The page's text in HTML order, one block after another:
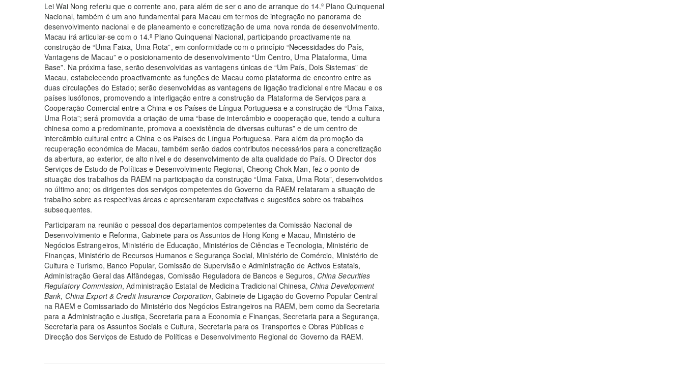
Lei Wai Nong referiu que o corrente ano, para além de ser o ano de arranque do 14.º Plano Quinquenal
Nacional, também é um ano fundamental para Macau em termos de integração no panorama de
desenvolvimento nacional e de planeamento e concretização de uma nova ronda de desenvolvimento.
Macau irá articular-se com o 14.º Plano Quinquenal Nacional, participando proactivamente na
construção de “Uma Faixa, Uma Rota”, em conformidade com o princípio “Necessidades do País,
Vantagens de Macau” e o posicionamento de desenvolvimento “Um Centro, Uma Plataforma, Uma
Base”. Na próxima fase, serão desenvolvidas as vantagens únicas de “Um País, Dois Sistemas” de
Macau, estabelecendo proactivamente as funções de Macau como plataforma de encontro entre as
duas circulações do Estado; serão desenvolvidas as vantagens de ligação tradicional entre Macau e os
países lusófonos, promovendo a interligação entre a construção da Plataforma de Serviços para a
Cooperação Comercial entre a China e os Países de Língua Portuguesa e a construção de “Uma Faixa,
Uma Rota”; será promovida a criação de uma “base de intercâmbio e cooperação que, tendo a cultura
chinesa como a predominante, promova a coexistência de diversas culturas” e de um centro de
intercâmbio cultural entre a China e os Países de Língua Portuguesa. Para além da promoção da
recuperação económica de Macau, também serão dados contributos necessários para a concretização
da abertura, ao exterior, de alto nível e do desenvolvimento de alta qualidade do País. O Director dos
Serviços de Estudo de Políticas e Desenvolvimento Regional, Cheong Chok Man, fez o ponto de
situação dos trabalhos da RAEM na participação da construção “Uma Faixa, Uma Rota”, desenvolvidos
no último ano; os dirigentes dos serviços competentes do Governo da RAEM relataram a situação de
trabalho sobre as respectivas áreas e apresentaram expectativas e sugestões sobre os trabalhos
subsequentes.
Participaram na reunião o pessoal dos departamentos competentes da Comissão Nacional de
Desenvolvimento e Reforma, Gabinete para os Assuntos de Hong Kong e Macau, Ministério de
Negócios Estrangeiros, Ministério de Educação, Ministérios de Ciências e Tecnologia, Ministério de
Finanças, Ministério de Recursos Humanos e Segurança Social, Ministério de Comércio, Ministério de
Cultura e Turismo, Banco Popular, Comissão de Supervisão e Administração de Activos Estatais,
Administração Geral das Alfândegas, Comissão Reguladora de Bancos e Seguros, China Securities
Regulatory Commission, Administração Estatal de Medicina Tradicional Chinesa, China Development
Bank, China Export & Credit Insurance Corporation, Gabinete de Ligação do Governo Popular Central
na RAEM e Comissariado do Ministério dos Negócios Estrangeiros na RAEM, bem como da Secretaria
para a Administração e Justiça, Secretaria para a Economia e Finanças, Secretaria para a Segurança,
Secretaria para os Assuntos Sociais e Cultura, Secretaria para os Transportes e Obras Públicas e
Direcção dos Serviços de Estudo de Políticas e Desenvolvimento Regional do Governo da RAEM.